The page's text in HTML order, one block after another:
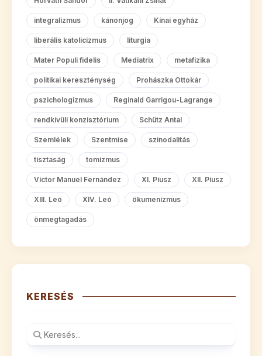
integralizmus kánonjog Kínai egyház
liberális katolicizmus liturgia
Mater Populi fidelis Mediatrix metafizika
politikai kereszténység Prohászka Ottokár
pszichologizmus Reginald Garrigou-Lagrange
rendkívüli konzisztórium Schütz Antal
Szemlélek Szentmise szinodalitás
tisztaság tomizmus
Víctor Manuel Fernández XI. Piusz XII. Piusz
XIII. Leó XIV. Leó ökumenizmus
önmegtagadás
KERESÉS